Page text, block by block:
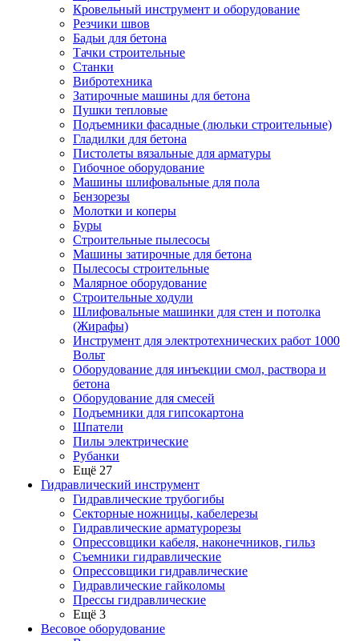
Кровельный инструмент и оборудование
Резчики швов
Бадьи для бетона
Тачки строительные
Станки
Вибротехника
Затирочные машины для бетона
Пушки тепловые
Подъемники фасадные (люльки строительные)
Гладилки для бетона
Пистолеты вязальные для арматуры
Гибочное оборудование
Машины шлифовальные для пола
Бензорезы
Молотки и коперы
Буры
Строительные пылесосы
Машины затирочные для бетона
Пылесосы строительные
Малярное оборудование
Строительные ходули
Шлифовальные машинки для стен и потолка
(Жирафы)
Инструмент для электротехнических работ 1000
Вольт
Оборудование для инъекции смол, раствора и
бетона
Оборудование для смесей
Подъемники для гипсокартона
Шпатели
Пилы электрические
Рубанки
Ещё 27
Гидравлический инструмент
Гидравлические трубогибы
Секторные ножницы, кабелерезы
Гидравлические арматурорезы
Опрессовщики кабеля, наконечников, гильз
Съемники гидравлические
Опрессовщики гидравлические
Гидравлические гайколомы
Прессы гидравлические
Ещё 3
Весовое оборудование